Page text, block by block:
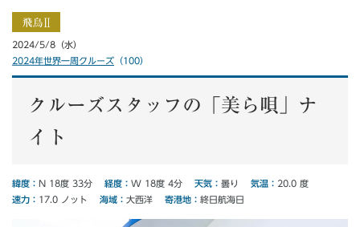
2024/5/8（水）
2024年世界一周クルーズ（100）
クルーズスタッフの「美ら唄」ナ
イト
緯度： N 18度 33分 経度：W 18度 4分 天気：曇り 気温： 20.0 度
速力： 17.0 ノット 海域：大西洋 寄港地：終日航海日